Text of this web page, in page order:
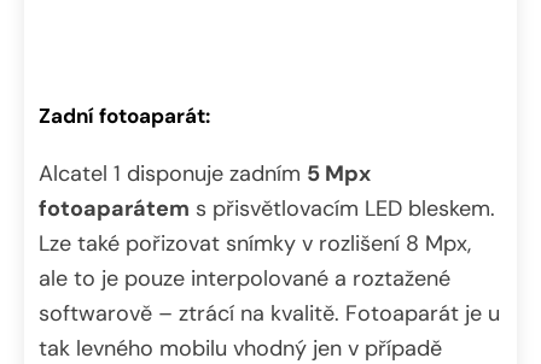
Zadní fotoaparát:
Alcatel 1 disponuje zadním 5 Mpx
fotoaparátem s přisvětlovacím LED bleskem.
Lze také pořizovat snímky v rozlišení 8 Mpx,
ale to je pouze interpolované a roztažené
softwarově – ztrácí na kvalitě. Fotoaparát je u
tak levného mobilu vhodný jen v případě